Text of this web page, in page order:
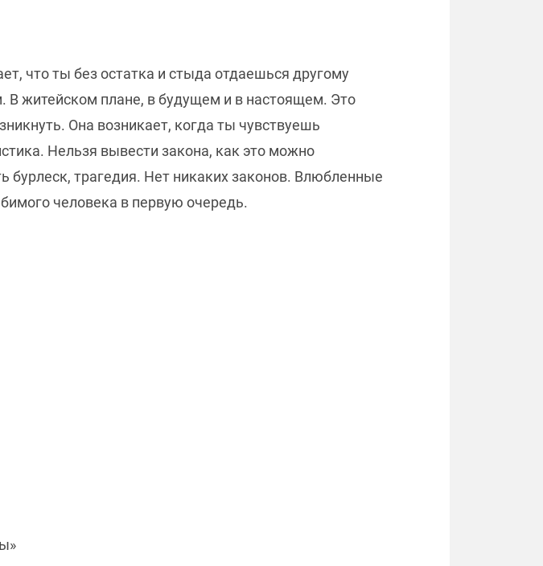
что ты без остатка и стыда отдаешься другому
В житейском плане, в будущем и в настоящем. Это
Она возникает, когда ты чувствуешь
Нельзя вывести закона, как это можно
трагедия. Нет никаких законов. Влюбленные
человека в первую очередь.